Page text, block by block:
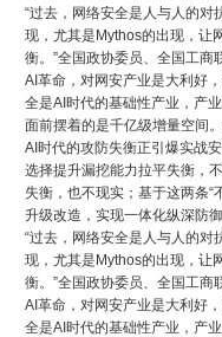
“过去，网络安全是人与人的对
现，尤其是Mythos的出现，让
衡。”全国政协委员、全国工
AI革命，对网安产业是大利好
全是AI时代的基础性产业，产
面前摆着的是千亿级增量空间
AI时代的攻防失衡正引爆实战
选择提升漏挖能力拉平失衡，
失衡，也不现实；基于这两条“
升级改造，实现一体化纵深防
“过去，网络安全是人与人的对
现，尤其是Mythos的出现，让
衡。”全国政协委员、全国工
AI革命，对网安产业是大利好
全是AI时代的基础性产业，产